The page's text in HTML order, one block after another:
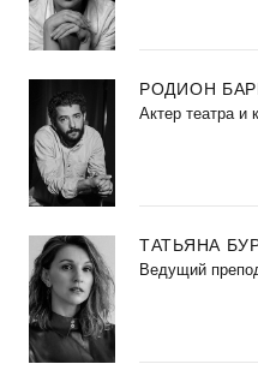
РОДИОН
Актер театра и
ТАТЬЯНА
Ведущий